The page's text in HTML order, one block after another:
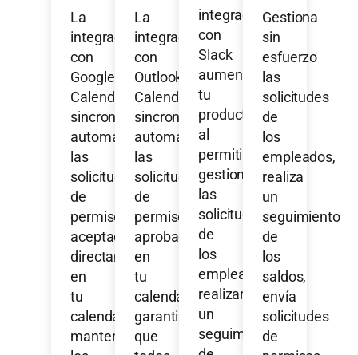
La
integración
con
Google
Calendar
sincroniza
automáticamente
las
solicitudes
de
permisos
aceptadas
directamente
en
tu
calendario,
manteniendo
La
integración
con
Outlook
Calendar
sincroniza
automáticamente
las
solicitudes
de
permisos
aprobadas
en
tu
calendario,
garantizando
que
integración
con
Slack
aumenta
tu
productividad
al
permitirte
gestionar
las
solicitudes
de
los
empleados,
realizar
un
seguimiento
Gestiona
sin
esfuerzo
las
solicitudes
de
los
empleados,
realiza
un
seguimiento
de
los
saldos,
envía
solicitudes
de